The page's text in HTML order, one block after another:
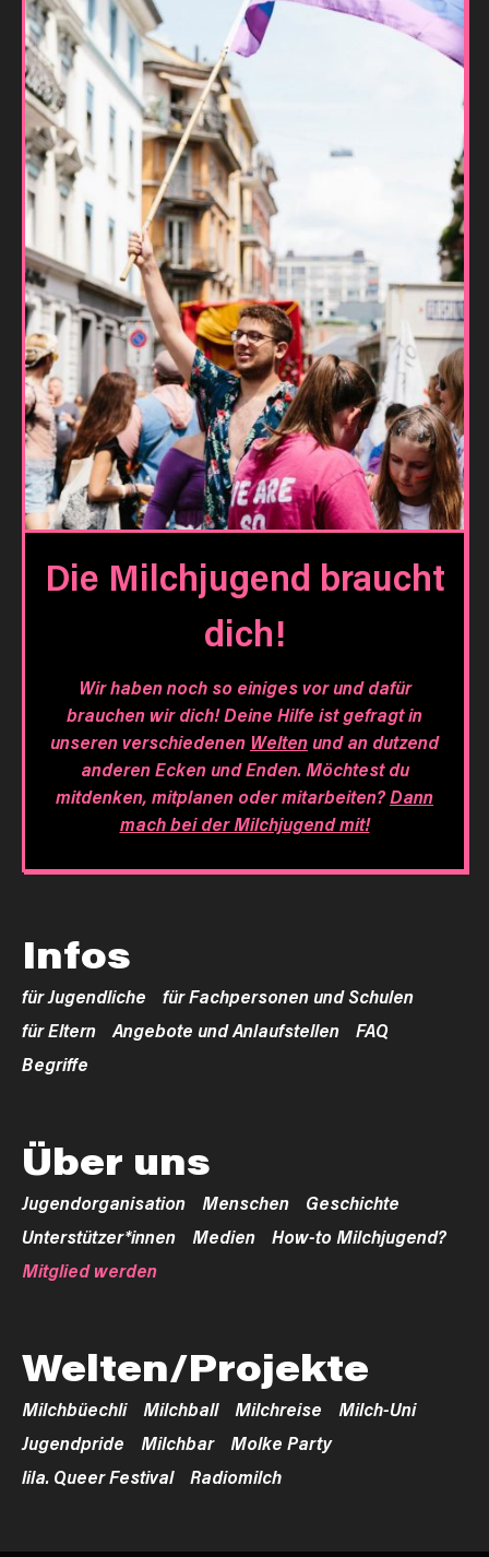
Die Milchjugend braucht
dich!
Wir haben noch so einiges vor und dafür
brauchen wir dich! Deine Hilfe ist gefragt in
unseren verschiedenen Weltenund an dutzend
anderen Ecken und Enden. Möchtest du
mitdenken, mitplanen oder mitarbeiten?Dann
mach bei der Milchjugend mit!
Infos
für Jugendliche
für Fachpersonen und Schulen
für Eltern
Angebote und Anlaufstellen
FAQ
Begriffe
Über uns
Jugendorganisation Menschen
Geschichte
Unterstützer*innen
Medien
How-to Milchjugend?
Mitglied werden
Welten/Projekte
Milchbüechli Milchball Milchreise
Milch-Uni
Jugendpride
Milchbar
Molke Party
lila. Queer Festival
Radiomilch